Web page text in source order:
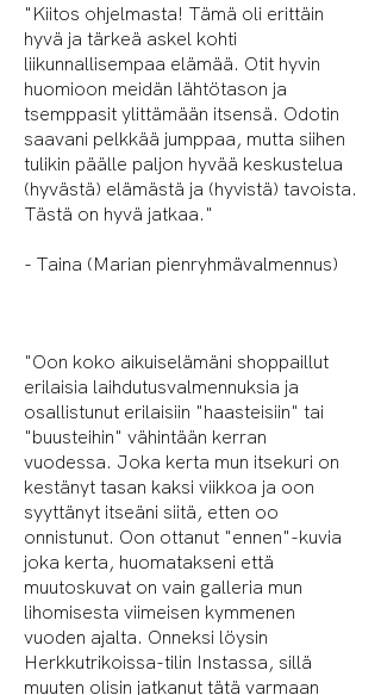
"Kiitos ohjelmasta! Tämä oli erittäin
hyvä ja tärkeä askel kohti
liikunnallisempaa elämää. Otit hyvin
huomioon meidän lähtötason ja
tsemppasit ylittämään itsensä. Odotin
saavani pelkkää jumppaa, mutta siihen
tulikin päälle paljon hyvää keskustelua
(hyvästä) elämästä ja (hyvistä) tavoista.
Tästä on hyvä jatkaa."
- Taina (Marian pienryhmävalmennus)
"Oon koko aikuiselämäni shoppaillut
erilaisia laihdutusvalmennuksia ja
osallistunut erilaisiin "haasteisiin" tai
"buusteihin" vähintään kerran
vuodessa. Joka kerta mun itsekuri on
kestänyt tasan kaksi viikkoa ja oon
syyttänyt itseäni siitä, etten oo
onnistunut. Oon ottanut "ennen"-kuvia
joka kerta, huomatakseni että
muutoskuvat on vain galleria mun
lihomisesta viimeisen kymmenen
vuoden ajalta. Onneksi löysin
Herkkutrikoissa-tilin Instassa, sillä
muuten olisin jatkanut tätä varmaan